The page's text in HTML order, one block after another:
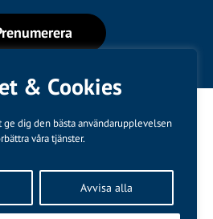
& Cookies
ge dig den bästa användarupplevelsen
våra tjänster.
Avvisa alla